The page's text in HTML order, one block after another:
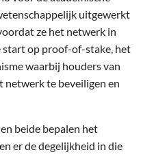
uitgewerkt
ze het netwerk in
start op proof-of-stake, het
waarbij houders van
te beveiligen en
beide bepalen het
er de degelijkheid in die